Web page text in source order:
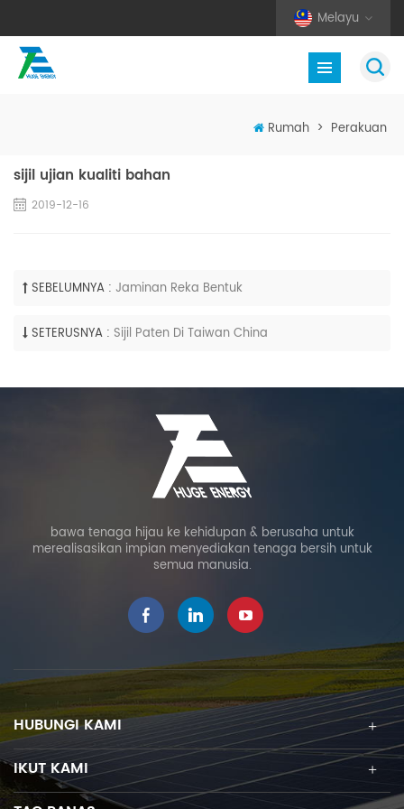
Melayu
Rumah > Perakuan
sijil ujian kualiti bahan
2019-12-16
SEBELUMNYA : Jaminan Reka Bentuk
SETERUSNYA : Sijil Paten Di Taiwan China
bawa tenaga hijau ke kehidupan & berusaha untuk
merealisasikan impian menyediakan tenaga bersih untuk
semua manusia.
HUBUNGI KAMI
IKUT KAMI